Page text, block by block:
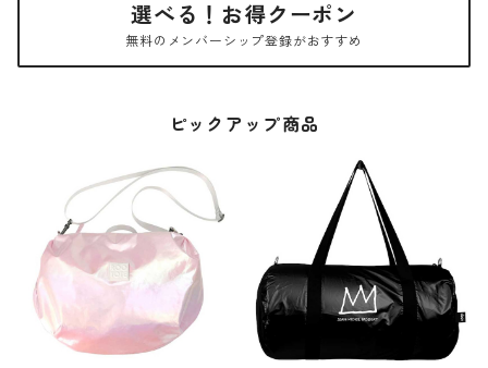
選べる！お得クーポン
無料のメンバーシップ登録がおすすめ
ピックアップ商品